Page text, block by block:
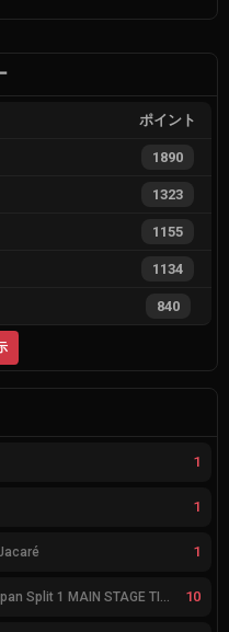
ポイント
1890
1323
1155
1134
840
1
1
1
10